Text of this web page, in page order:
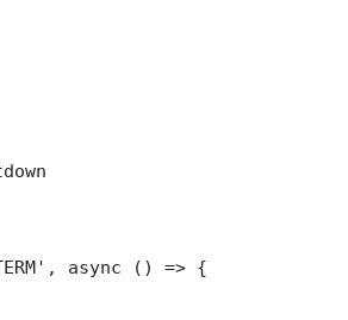
async () => {